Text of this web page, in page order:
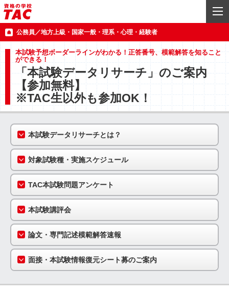
公務員／地方上級・国家一般・理系・心理・経験者
本試験予想ボーダーラインがわかる！正答番号、模範解答を知ること
ができる！
「本試験データリサーチ」のご案内
【参加無料】
※TAC生以外も参加OK！
本試験データリサーチとは？
対象試験種・実施スケジュール
TAC本試験問題アンケート
本試験講評会
論文・専門記述模範解答速報
面接・本試験情報復元シート募のご案内